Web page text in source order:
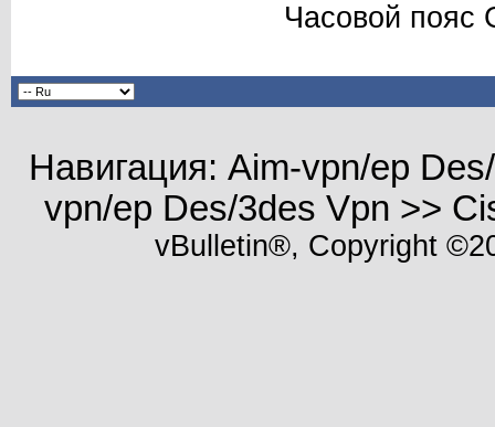
Часовой пояс
Навигация: Aim-vpn/ep
vpn/ep Des/3des Vpn >>
vBulletin®, Copyright